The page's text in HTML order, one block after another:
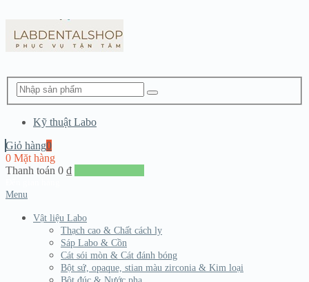
Kỹ thuật Labo
Giỏ hàng0
0 Mặt hàng
Thanh toán 0 ₫
Menu
Vật liệu Labo
Thạch cao & Chất cách ly
Sáp Labo & Cồn
Cát sói mòn & Cát đánh bóng
Bột sứ, opaque, stian màu zirconia & Kim loại